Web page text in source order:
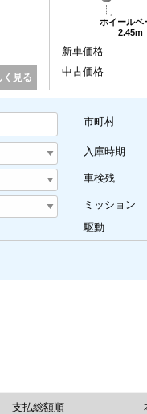
く見る
ホイールベ
2.45m
新車価格
中古価格
市町村
入庫時期
車検残
ミッション
駆動
支払総額順